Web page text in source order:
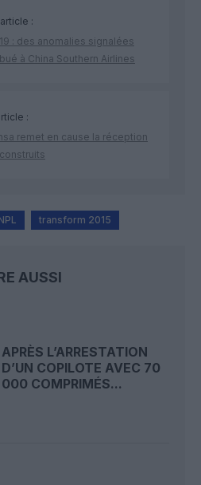
:
: des anomalies signalées
à China Southern Airlines
:
remet en cause la réception
transform 2015
AUSSI
APRÈS L’ARRESTATION
D’UN COPILOTE AVEC 70
000 COMPRIMÉS...